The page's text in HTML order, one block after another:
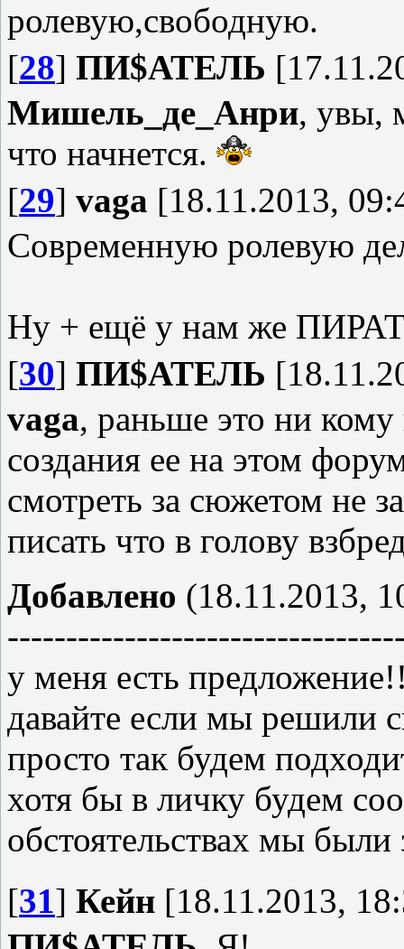
ролевую,свободную.
[28] ПИ$АТЕЛЬ
Мишель_де_Анри, увы,
что начнется.
[29] vaga [18.11.2013,
Современную ролевую
Ну + ещё у нам же
[30] ПИ$АТЕЛЬ
vaga, раньше это ни
создания ее на этом
смотреть за сюжетом не
писать что в голову
Добавлено (18.11.2013,
у меня есть
давайте если мы решили
просто так будем
хотя бы в личку будем
обстоятельствах мы были
[31] Кейн [18.11.2013,